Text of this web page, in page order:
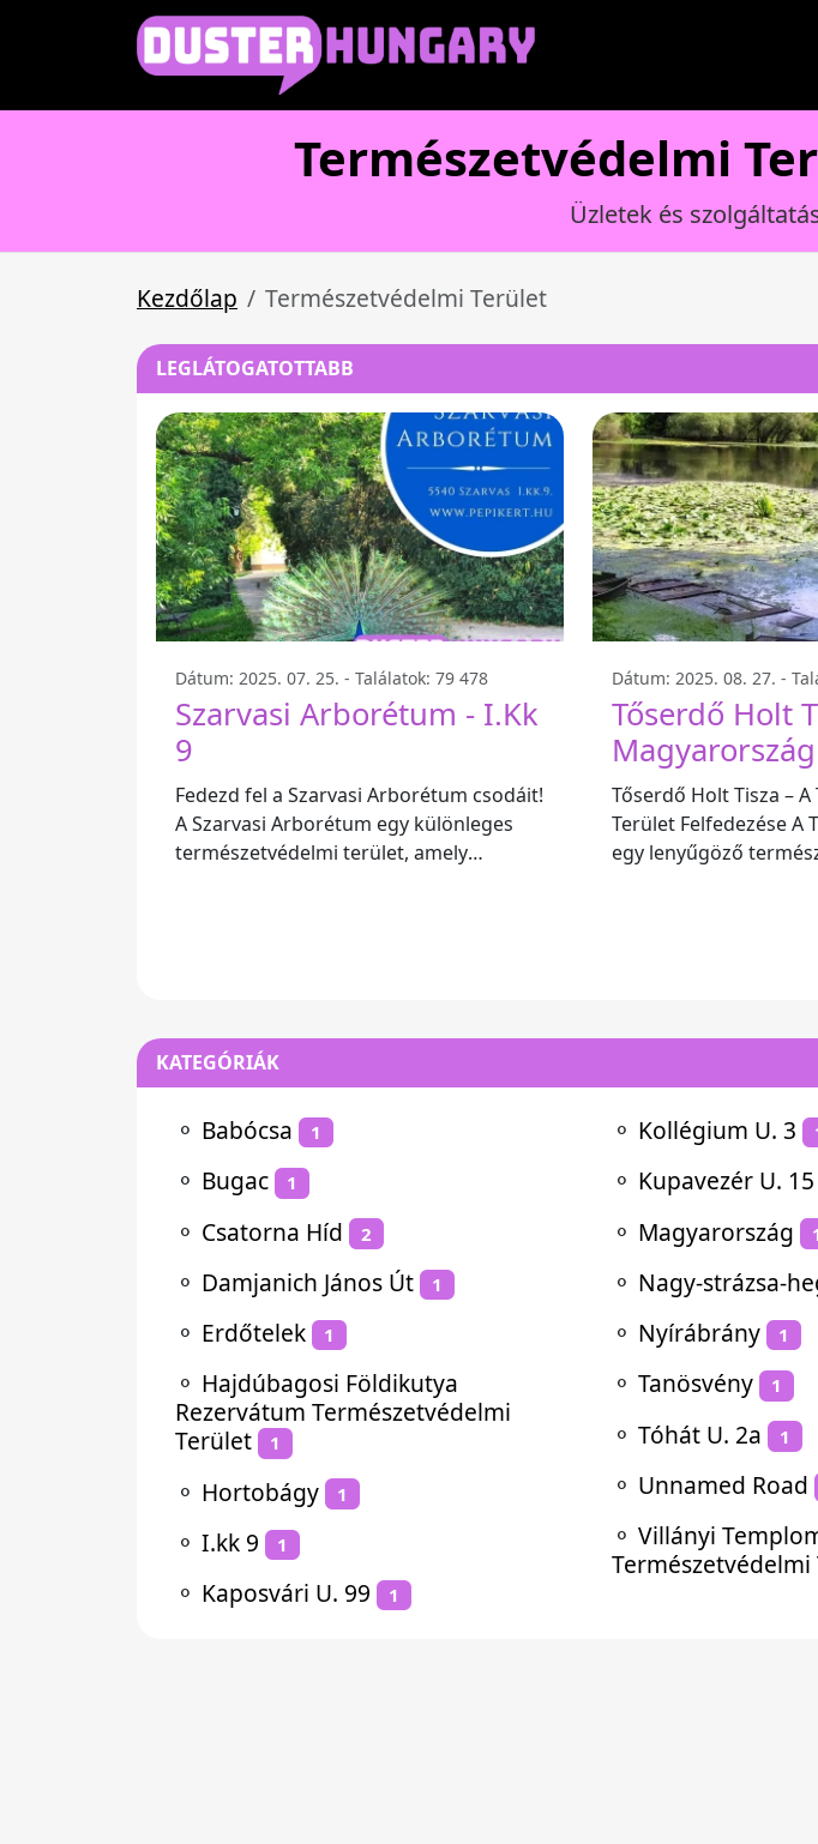
Természetvédelmi
Üzletek és
Kezdőlap Természetvédelmi Terület
LEGLÁTOGATOTTABB
Dátum: 2025. 07. 25. - Találatok: 79 478
Szarvasi Arborétum - I.Kk
9
Fedezd fel a Szarvasi Arborétum csodáit!
A Szarvasi Arborétum egy különleges
természetvédelmi terület, amely
Dátum: 2025. 08. 27. -
Tőserdő Holt
Magyarország
Tőserdő Holt Tisza –
Terület Felfedezése A Tőserdő Holt Tisza
egy lenyűgöző
KATEGÓRIÁK
⚬ Babócsa 1
⚬ Bugac 1
⚬ Csatorna Híd 2
⚬ Damjanich János Út 1
⚬ Erdőtelek 1
⚬ Hajdúbagosi Földikutya
Rezervátum Természetvédelmi
Terület
1
⚬ Hortobágy 1
⚬ I.kk 9 1
⚬ Kaposvári U. 99 1
⚬ Kollégium U. 3
⚬ Kupavezér U. 15
⚬ Magyarország
⚬ Nagy-strázsa-
⚬ Nyírábrány 1
⚬ Tanösvény 1
⚬ Tóhát U. 2a 1
⚬ Unnamed Road
⚬ Villányi